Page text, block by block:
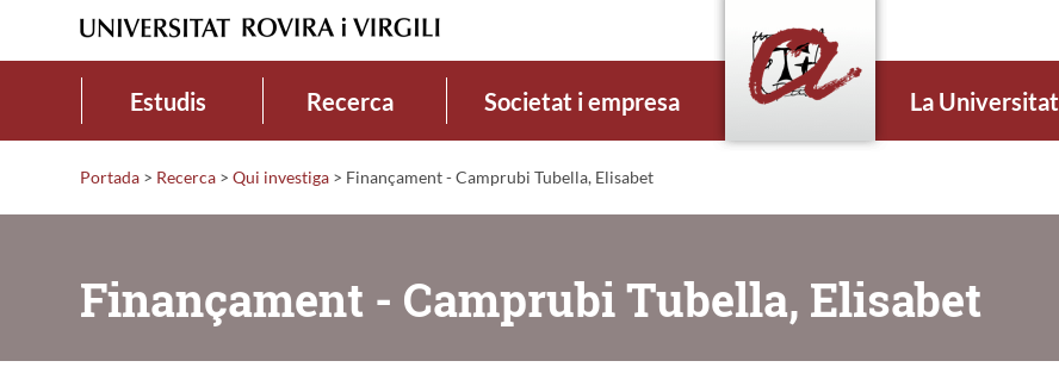
Estudis Recerca Societat i empresa La Universitat
Portada > Recerca > Qui investiga > Finançament - Camprubi Tubella, Elisabet
Finançament - Camprubi Tubella, Elisabet